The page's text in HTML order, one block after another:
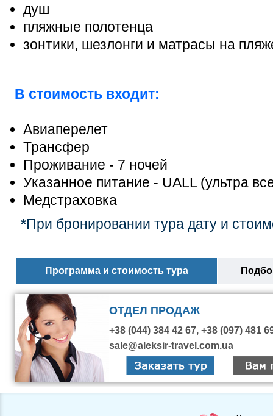
душ
пляжные полотенца
зонтики, шезлонги и матрасы на
В стоимость входит:
Авиаперелет
Трансфер
Проживание - 7 ночей
Указанное питание - UALL (ультра
Медстраховка
*При бронировании тура дату и
Программа и стоимость тура
ОТДЕЛ ПРОДАЖ
+38 (044) 384 42 67, +38 (097) 481
sale@aleksir-travel.com.ua